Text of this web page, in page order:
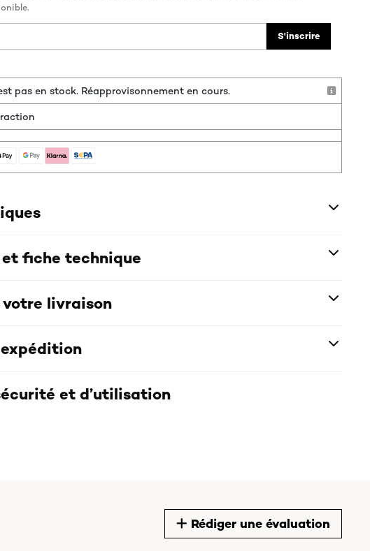
S'inscrire
pas en stock. Réapprovisonnement en cours.
et fiche technique
votre livraison
et d’utilisation
Rédiger une évaluation